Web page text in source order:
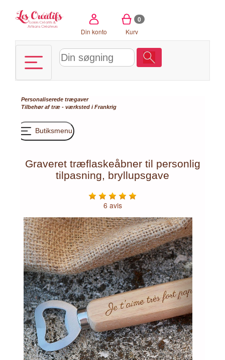
Din konto
0
Kurv
Personaliserede trægaver
Tilbehør af træ - værksted i Frankrig
Butiksmenu
Graveret træflaskeåbner til personlig
tilpasning, bryllupsgave
6 avis
Previous Next